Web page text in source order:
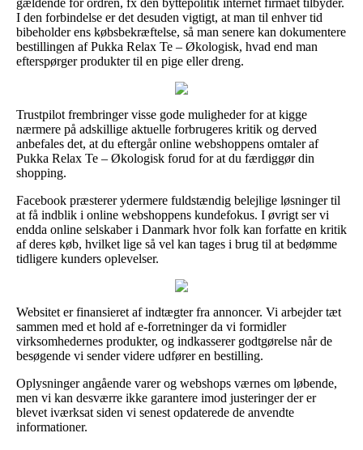
I den forbindelse er det desuden vigtigt, at man til enhver tid
bibeholder ens købsbekræftelse, så man senere kan dokumentere
bestillingen af Pukka Relax Te – Økologisk, hvad end man
efterspørger produkter til en pige eller dreng.
Trustpilot frembringer visse gode muligheder for at kigge
nærmere på adskillige aktuelle forbrugeres kritik og derved
anbefales det, at du eftergår online webshoppens omtaler af
Pukka Relax Te – Økologisk forud for at du færdiggør din
shopping.
Facebook præsterer ydermere fuldstændig belejlige løsninger til
at få indblik i online webshoppens kundefokus. I øvrigt ser vi
endda online selskaber i Danmark hvor folk kan forfatte en kritik
af deres køb, hvilket lige så vel kan tages i brug til at bedømme
tidligere kunders oplevelser.
Websitet er finansieret af indtægter fra annoncer. Vi arbejder tæt
sammen med et hold af e-forretninger da vi formidler
virksomhedernes produkter, og indkasserer godtgørelse når de
besøgende vi sender videre udfører en bestilling.
Oplysninger angående varer og webshops værnes om løbende,
men vi kan desværre ikke garantere imod justeringer der er
blevet iværksat siden vi senest opdaterede de anvendte
informationer.